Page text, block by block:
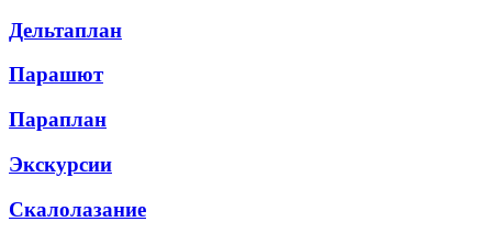
Дельтаплан
Парашют
Параплан
Экскурсии
Скалолазание